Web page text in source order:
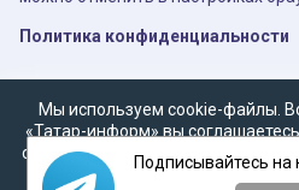
Политика конфиденциальности
Мы используем cookie-файлы.
«Татар-информ» вы
cookie в соответствии с
наобработку
Подписывайтесь на